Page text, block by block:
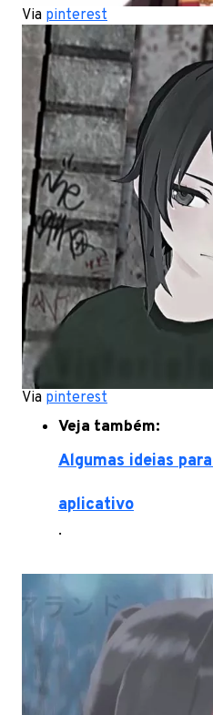
Via pinterest
Via pinterest
Veja também:
Algumas ideias
aplicativo
.